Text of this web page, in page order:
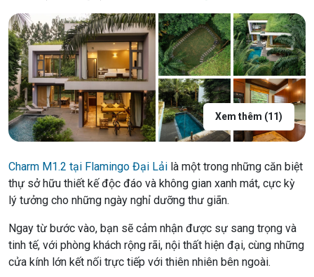
Xem thêm (11)
Charm M1.2 tại Flamingo Đại Lải là một trong những căn biệt
thự sở hữu thiết kế độc đáo và không gian xanh mát, cực kỳ
lý tưởng cho những ngày nghỉ dưỡng thư giãn.
Ngay từ bước vào, bạn sẽ cảm nhận được sự sang trọng và
tinh tế, với phòng khách rộng rãi, nội thất hiện đại, cùng những
cửa kính lớn kết nối trực tiếp với thiên nhiên bên ngoài.